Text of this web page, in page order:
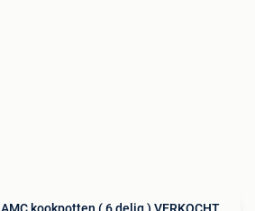
AMC kookpotten ( 6 delig ) VERKOCHT